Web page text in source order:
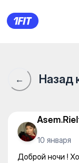
← Назад
10 января
Доброй ночи !